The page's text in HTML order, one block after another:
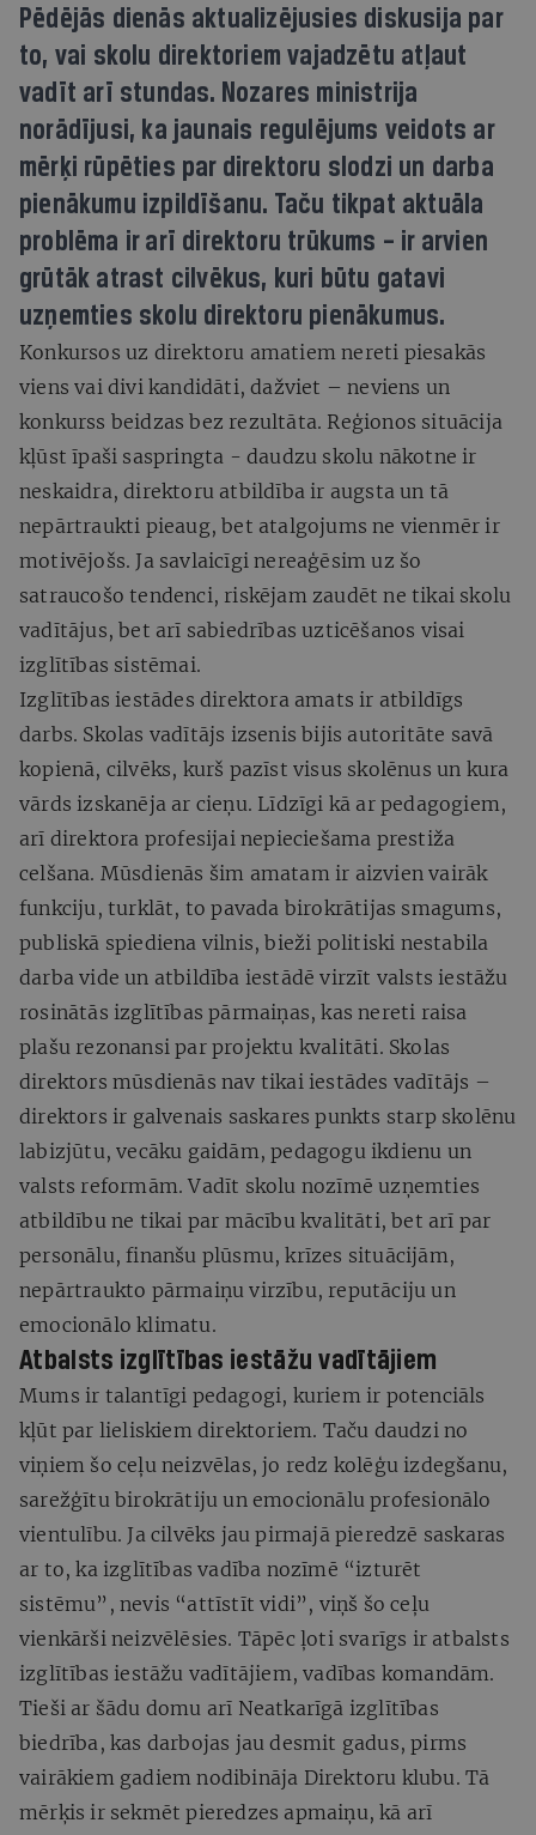
Pēdējās dienās aktualizējusies diskusija par
to, vai skolu direktoriem vajadzētu atļaut
vadīt arī stundas. Nozares ministrija
norādījusi, ka jaunais regulējums veidots ar
mērķi rūpēties par direktoru slodzi un darba
pienākumu izpildīšanu. Taču tikpat aktuāla
problēma ir arī direktoru trūkums – ir arvien
grūtāk atrast cilvēkus, kuri būtu gatavi
uzņemties skolu direktoru pienākumus.
Konkursos uz direktoru amatiem nereti piesakās
viens vai divi kandidāti, dažviet – neviens un
konkurss beidzas bez rezultāta. Reģionos situācija
kļūst īpaši saspringta - daudzu skolu nākotne ir
neskaidra, direktoru atbildība ir augsta un tā
nepārtraukti pieaug, bet atalgojums ne vienmēr ir
motivējošs. Ja savlaicīgi nereaģēsim uz šo
satraucošo tendenci, riskējam zaudēt ne tikai skolu
vadītājus, bet arī sabiedrības uzticēšanos visai
izglītības sistēmai.
Izglītības iestādes direktora amats ir atbildīgs
darbs. Skolas vadītājs izsenis bijis autoritāte savā
kopienā, cilvēks, kurš pazīst visus skolēnus un kura
vārds izskanēja ar cieņu. Līdzīgi kā ar pedagogiem,
arī direktora profesijai nepieciešama prestiža
celšana. Mūsdienās šim amatam ir aizvien vairāk
funkciju, turklāt, to pavada birokrātijas smagums,
publiskā spiediena vilnis, bieži politiski nestabila
darba vide un atbildība iestādē virzīt valsts iestāžu
rosinātās izglītības pārmaiņas, kas nereti raisa
plašu rezonansi par projektu kvalitāti. Skolas
direktors mūsdienās nav tikai iestādes vadītājs –
direktors ir galvenais saskares punkts starp skolēnu
labizjūtu, vecāku gaidām, pedagogu ikdienu un
valsts reformām. Vadīt skolu nozīmē uzņemties
atbildību ne tikai par mācību kvalitāti, bet arī par
personālu, finanšu plūsmu, krīzes situācijām,
nepārtraukto pārmaiņu virzību, reputāciju un
emocionālo klimatu.
Atbalsts izglītības iestāžu vadītājiem
Mums ir talantīgi pedagogi, kuriem ir potenciāls
kļūt par lieliskiem direktoriem. Taču daudzi no
viņiem šo ceļu neizvēlas, jo redz kolēģu izdegšanu,
sarežģītu birokrātiju un emocionālu profesionālo
vientulību. Ja cilvēks jau pirmajā pieredzē saskaras
ar to, ka izglītības vadība nozīmē “izturēt
sistēmu”, nevis “attīstīt vidi”, viņš šo ceļu
vienkārši neizvēlēsies. Tāpēc ļoti svarīgs ir atbalsts
izglītības iestāžu vadītājiem, vadības komandām.
Tieši ar šādu domu arī Neatkarīgā izglītības
biedrība, kas darbojas jau desmit gadus, pirms
vairākiem gadiem nodibināja Direktoru klubu. Tā
mērķis ir sekmēt pieredzes apmaiņu, kā arī